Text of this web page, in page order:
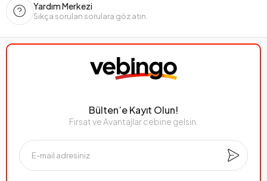
Yardım Merkezi
Sıkça sorulan sorulara göz atın.
Bülten’e Kayıt Olun!
Fırsat ve Avantajlar cebine gelsin.